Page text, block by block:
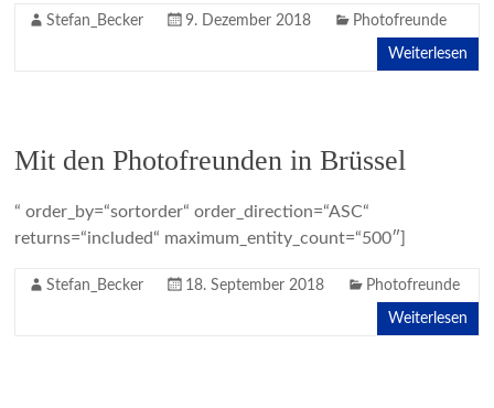
Stefan_Becker 9. Dezember 2018 Photofreunde
Weiterlesen
Mit den Photofreunden in Brüssel
“ order_by=“sortorder“ order_direction=“ASC“
returns=“included“ maximum_entity_count=“500″]
Stefan_Becker 18. September 2018 Photofreunde
Weiterlesen